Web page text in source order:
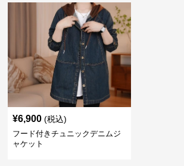
¥6,900 (税込)
フード付きチュニックデニムジ
ャケット